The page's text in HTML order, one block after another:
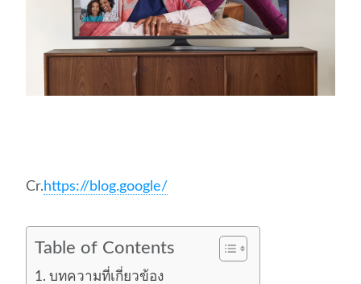
Cr. https://blog.google/
Table of Contents
บทความที่เกี่ยวข้อง